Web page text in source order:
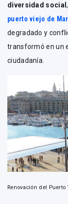
diversidad social
puerto viejo de
degradado y
transformó en un
ciudadanía.
Renovación del